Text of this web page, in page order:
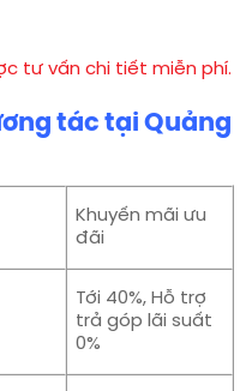
tư vấn chi tiết miễn phí.
tác tại Quảng
Khuyến mãi ưu
đãi
Tới 40%, Hỗ trợ
trả góp lãi suất
0%